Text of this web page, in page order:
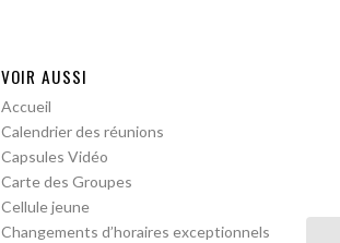
VOIR AUSSI
Accueil
Calendrier des réunions
Capsules Vidéo
Carte des Groupes
Cellule jeune
Changements d’horaires exceptionnels